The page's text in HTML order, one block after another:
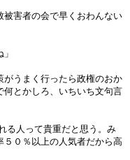
被害者の会で早くおわんない
がうまく行ったら政権のおか
とかしろ、いちいち文句言
る人って貴重だと思う。み
５０％以上の人気者だから高